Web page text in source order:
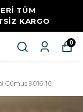
TÜM
KARGO
0
Gümüş 9016-16